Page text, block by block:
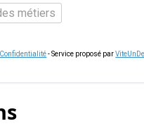
métiers
Confidentialité- Service proposé par